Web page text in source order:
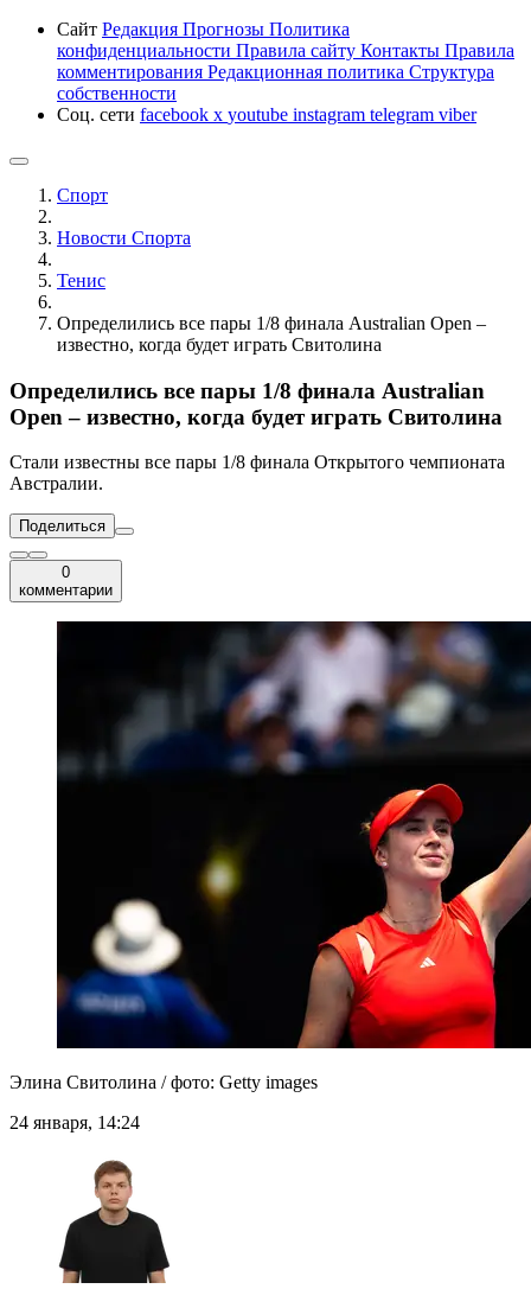
Сайт Редакция Прогнозы Политика
конфиденциальности Правила сайту Контакты Правила
комментирования Редакционная политика Структура
собственности
Соц. сети facebook x youtube instagram telegram viber
Спорт
Новости Cпорта
Тенис
Определились все пары 1/8 финала Australian Open –
известно, когда будет играть Свитолина
Определились все пары 1/8 финала Australian
Open – известно, когда будет играть Свитолина
Стали известны все пары 1/8 финала Открытого чемпионата
Австралии.
Поделиться
0
комментарии
Элина Свитолина / фото: Getty images
24 января, 14:24